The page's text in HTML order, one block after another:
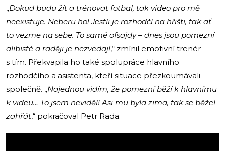
„Dokud budu žít a trénovat fotbal, tak video pro mě
neexistuje. Neberu ho! Jestli je rozhodčí na hřišti, tak ať
to vezme na sebe. To samé ofsajdy – dnes jsou pomezní
alibisté a raději je nezvedají,“ zmínil emotivní trenér
s tím. Překvapila ho také spolupráce hlavního
rozhodčího a asistenta, kteří situace přezkoumávali
společně. „Najednou vidím, že pomezní běží k hlavnímu
k videu… To jsem neviděl! Asi mu byla zima, tak se běžel
zahřát,“ pokračoval Petr Rada.